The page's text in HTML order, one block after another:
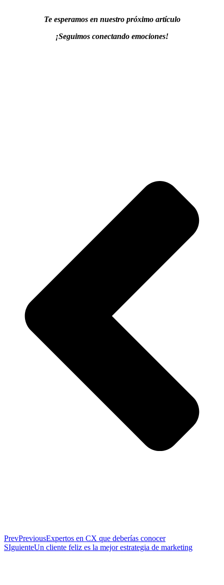
Te esperamos en nuestro próximo artículo
¡Seguimos conectando emociones!
PrevPreviousExpertos en CX que deberías conocer
SIguienteUn cliente feliz es la mejor estrategia de marketing